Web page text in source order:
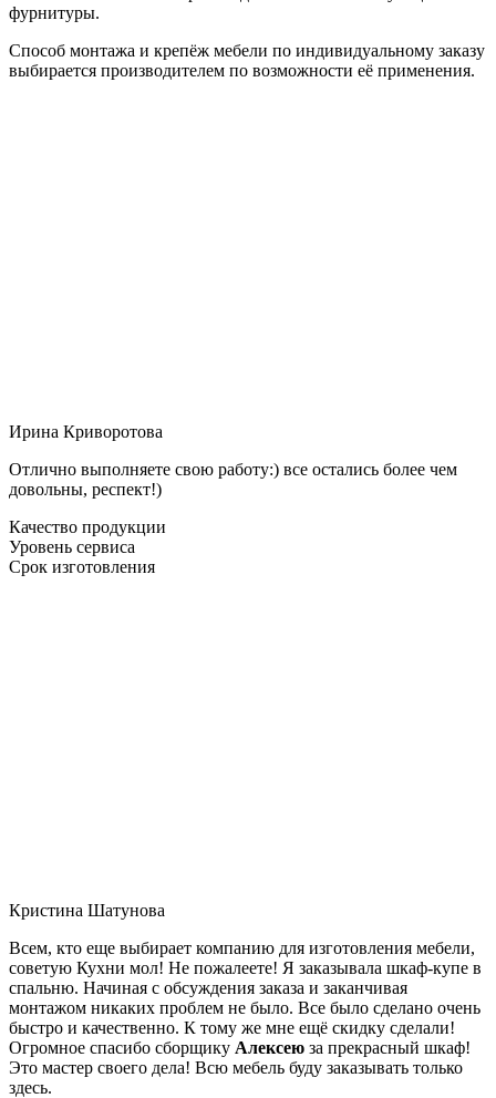
фурнитуры.
Способ монтажа и крепёж мебели по индивидуальному заказу
выбирается производителем по возможности её применения.
Ирина Криворотова
Отлично выполняете свою работу:) все остались более чем
довольны, респект!)
Качество продукции
Уровень сервиса
Срок изготовления
Кристина Шатунова
Всем, кто еще выбирает компанию для изготовления мебели,
советую Кухни мол! Не пожалеете! Я заказывала шкаф-купе в
спальню. Начиная с обсуждения заказа и заканчивая
монтажом никаких проблем не было. Все было сделано очень
быстро и качественно. К тому же мне ещё скидку сделали!
Огромное спасибо сборщику Алексею за прекрасный шкаф!
Это мастер своего дела! Всю мебель буду заказывать только
здесь.